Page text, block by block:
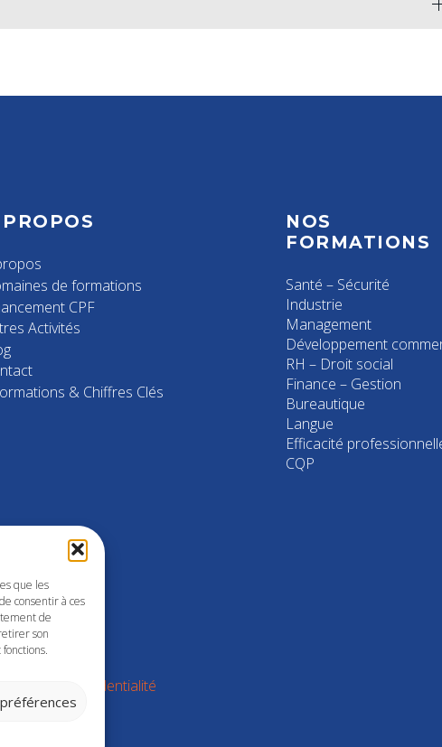
que les
consentir à ces
de
son
de formations
CPF
Activités
& Chiffres Clés
NOS
FORMATIONS
Santé – Sécurité
Industrie
Management
Développement
RH – Droit social
Finance – Gestion
Bureautique
Langue
Efficacité
CQP
de confidentialité